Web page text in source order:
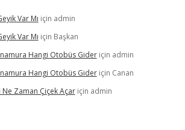
Var Mı için admin
Var Mı için Başkan
Hangi Otobüs Gideriçin admin
Hangi Otobüs Gideriçin Canan
Ne Zaman Çiçek Açariçin admin